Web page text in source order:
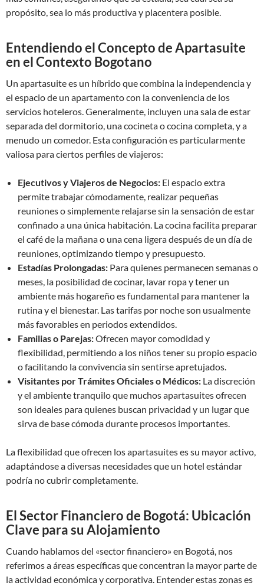
propósito, sea lo más productiva y placentera posible.
Entendiendo el Concepto de Apartasuite
en el Contexto Bogotano
Un apartasuite es un híbrido que combina la independencia y
el espacio de un apartamento con la conveniencia de los
servicios hoteleros. Generalmente, incluyen una sala de estar
separada del dormitorio, una cocineta o cocina completa, y a
menudo un comedor. Esta configuración es particularmente
valiosa para ciertos perfiles de viajeros:
Ejecutivos y Viajeros de Negocios: El espacio extra
permite trabajar cómodamente, realizar pequeñas
reuniones o simplemente relajarse sin la sensación de estar
confinado a una única habitación. La cocina facilita preparar
el café de la mañana o una cena ligera después de un día de
reuniones, optimizando tiempo y presupuesto.
Estadías Prolongadas: Para quienes permanecen semanas o
meses, la posibilidad de cocinar, lavar ropa y tener un
ambiente más hogareño es fundamental para mantener la
rutina y el bienestar. Las tarifas por noche son usualmente
más favorables en periodos extendidos.
Familias o Parejas:Ofrecen mayor comodidad y
flexibilidad, permitiendo a los niños tener su propio espacio
o facilitando la convivencia sin sentirse apretujados.
Visitantes por Trámites Oficiales o Médicos: La discreción
y el ambiente tranquilo que muchos apartasuites ofrecen
son ideales para quienes buscan privacidad y un lugar que
sirva de base cómoda durante procesos importantes.
La flexibilidad que ofrecen los apartasuites es su mayor activo,
adaptándose a diversas necesidades que un hotel estándar
podría no cubrir completamente.
El Sector Financiero de Bogotá: Ubicación
Clave para su Alojamiento
Cuando hablamos del «sector financiero» en Bogotá, nos
referimos a áreas específicas que concentran la mayor parte de
la actividad económica y corporativa. Entender estas zonas es